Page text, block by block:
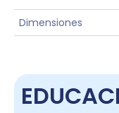
Dimensiones